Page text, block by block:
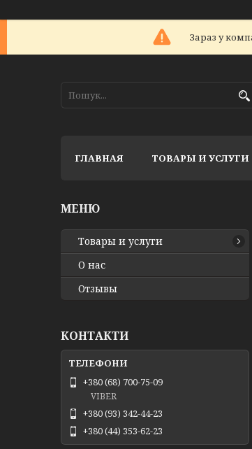
Зараз у
ГЛАВНАЯ ТОВАРЫ И УСЛУГИ
Товары и услуги
О нас
Отзывы
КОНТАКТИ
+380 (68) 700-75-09
VIBER
+380 (93) 342-44-23
+380 (44) 353-62-23